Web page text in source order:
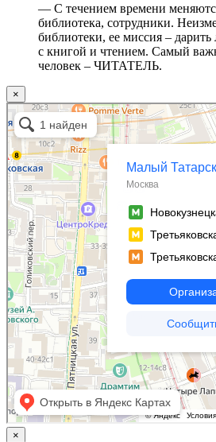
— С течением времени
библиотека, сотрудники.
библиотеки, ее миссия –
с книгой и чтением. Самый
человек – ЧИТАТЕЛЬ.
×
Москва
Малый Татарский переулок, 8 на карте Москвы,
Яндекс.Карты
×